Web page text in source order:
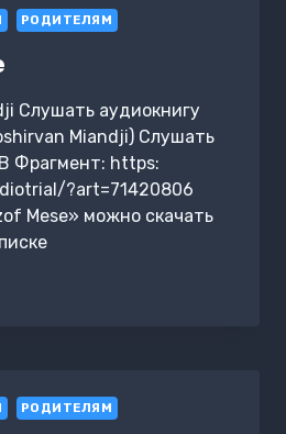
РОДИТЕЛЯМ
Слушать аудиокнигу
Miandji) Слушать
Фрагмент: https:
?art=71420806
Mese» можно скачать
РОДИТЕЛЯМ